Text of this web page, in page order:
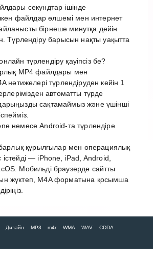
секундтар ішінде
файлдар өлшемі мен интернет
бірнеше минутқа дейін
Түрлендіру барысын нақты уақытта
түрлендіру қауіпсіз бе?
MP4 файлдары мен
нәтижелері түрлендіруден кейін 1
автоматты түрде
сақтамаймыз және үшінші
немесе Android-та түрлендіре
құрылғылар мен операциялық
— iPhone, iPad, Android,
Мобильді браузерде сайтты
жүктеп, M4A форматына қосымша
Дизайн MP3 m4r WMA WAV CDDA